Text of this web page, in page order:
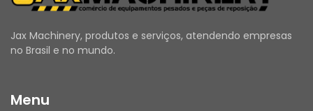
Jax Machinery, produtos e serviços, atendendo empresas
no Brasil e no mundo.
Menu